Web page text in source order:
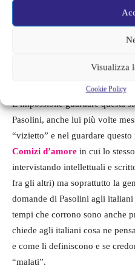
Visualizza
Cookie Policy
Il signore delle
questa, mille
È impossibile guardare questa
Pasolini, anche lui più volte
“vizietto” e nel guardare
Comizi d’amore in cui lo
intervistando intellettuali e
fra gli altri) ma soprattutto la
domande di Pasolini agli
tempi che corrono sono anche
chiede agli italiani cosa ne
e come li definiscono e se
“malati”.